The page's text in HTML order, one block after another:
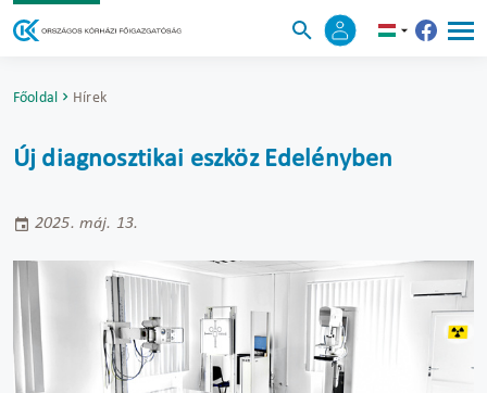
Főoldal Hírek
Új diagnosztikai eszköz Edelényben
2025. máj. 13.